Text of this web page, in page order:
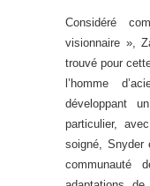
Considéré
visionnaire »,
trouvé pour
l’homme
développant
particulier,
soigné, Snyder
communauté